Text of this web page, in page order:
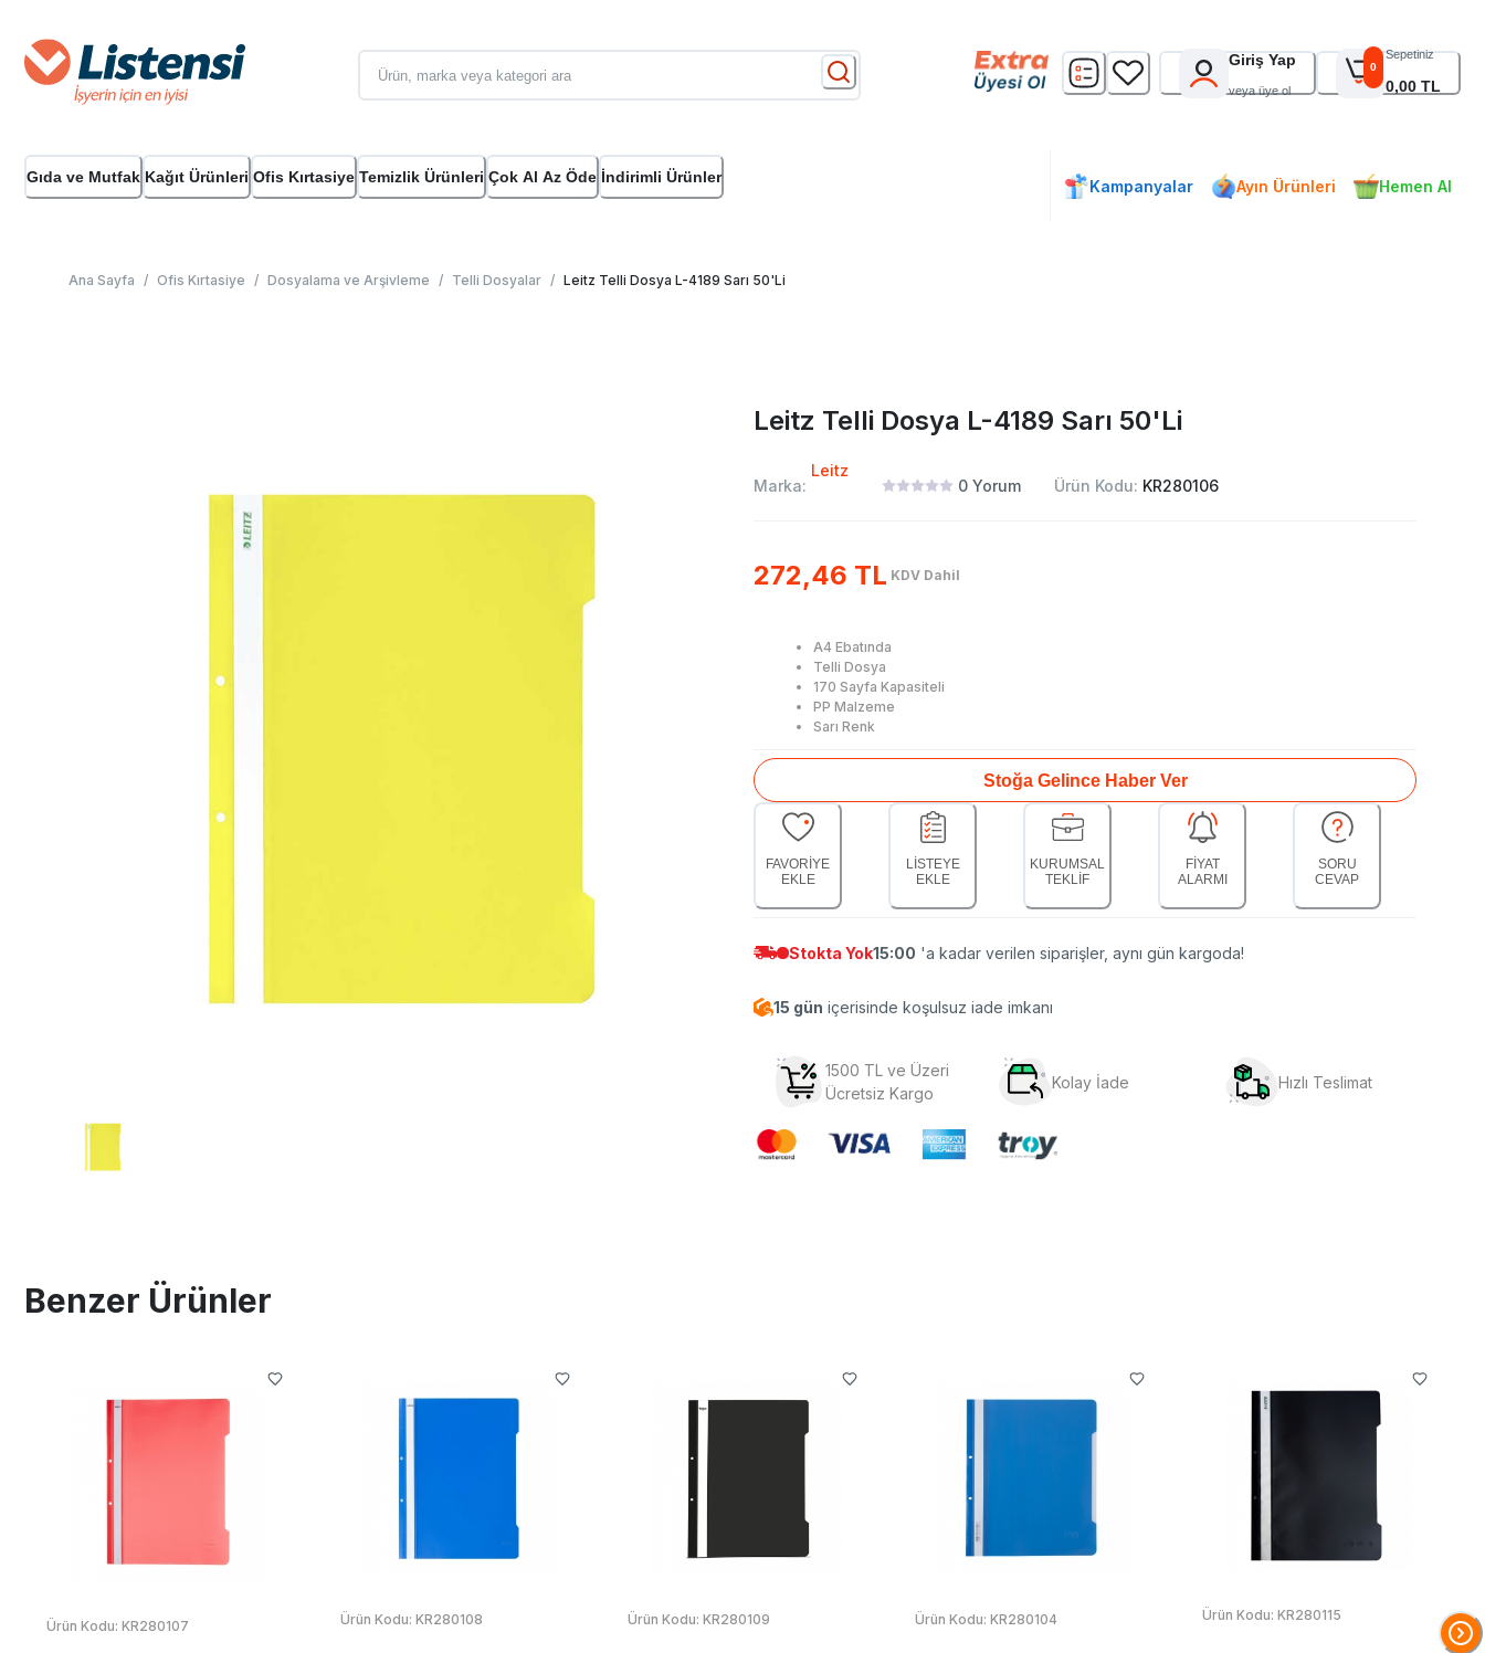
Giriş Yap
veya üye ol
0
Sepetiniz
0,00 TL
Gıda ve Mutfak Kağıt Ürünleri Ofis Kırtasiye Temizlik Ürünleri Çok Al Az Öde İndirimli Ürünler Kampanyalar Ayın Ürünleri Hemen Al
Ana Sayfa / Ofis Kırtasiye / Dosyalama ve Arşivleme / Telli Dosyalar / Leitz Telli Dosya L-4189 Sarı 50'Li
Leitz Telli Dosya L-4189 Sarı 50'Li
Marka:
Leitz
0 Yorum Ürün Kodu: KR280106
272,46 TL KDV Dahil
A4 Ebatında
Telli Dosya
170 Sayfa Kapasiteli
PP Malzeme
Sarı Renk
Stoğa Gelince Haber Ver
FAVORİYE
EKLE
LİSTEYE
EKLE
KURUMSAL
TEKLİF
FİYAT
ALARMI
SORU
CEVAP
Stokta Yok15:00 'a kadar verilen siparişler, aynı gün kargoda!
15 gün içerisinde koşulsuz iade imkanı
1500 TL ve Üzeri
Ücretsiz Kargo
Kolay İade Hızlı Teslimat
Benzer Ürünler
Ürün Kodu: KR280107 Ürün Kodu: KR280108 Ürün Kodu: KR280109 Ürün Kodu: KR280104 Ürün Kodu: KR280115